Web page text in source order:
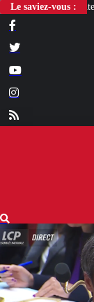
Le saviez-vous : «